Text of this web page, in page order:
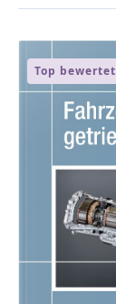
Top bewertet